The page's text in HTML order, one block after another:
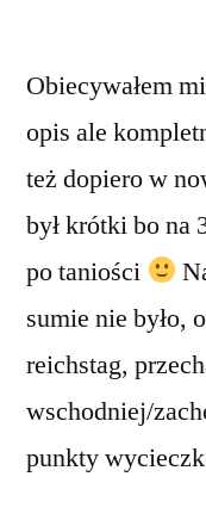
Obiecywałem
opis ale
też dopiero w
był krótki bo na
po taniości
sumie nie było,
reichstag,
wschodniej/
punkty